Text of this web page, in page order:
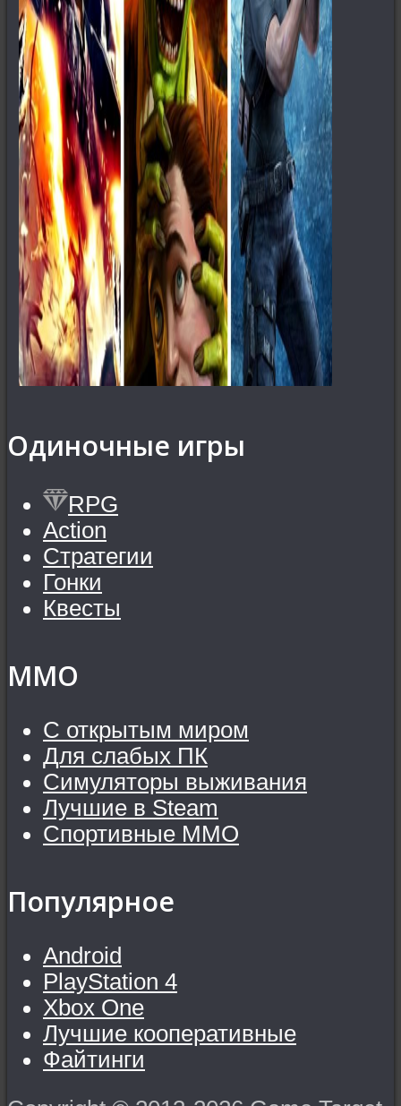
Одиночные игры
RPG
Action
Стратегии
Гонки
Квесты
MMO
С открытым миром
Для слабых ПК
Симуляторы выживания
Лучшие в Steam
Спортивные MMO
Популярное
Android
PlayStation 4
Xbox One
Лучшие кооперативные
Файтинги